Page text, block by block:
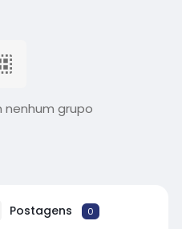
nenhum grupo
Postagens 0